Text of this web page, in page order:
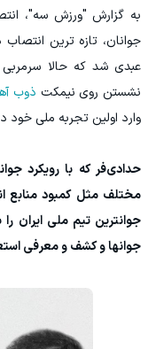
به گزارش "ورزش سه"،
جوانان، تازه ترین
عبدی شد که حالا
نشستن روی نیمکت ذوب
وارد اولین تجربه ملی
حدادی‌فر که با رویکرد
مختلف مثل کمبود منابع
جوانترین تیم ملی ایران
جوانها و کشف و معرفی